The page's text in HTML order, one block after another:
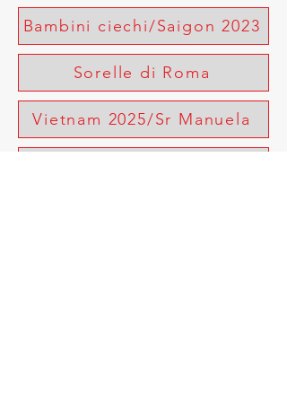
Bambini ciechi/Saigon 2023
Sorelle di Roma
Vietnam 2025/Sr Manuela